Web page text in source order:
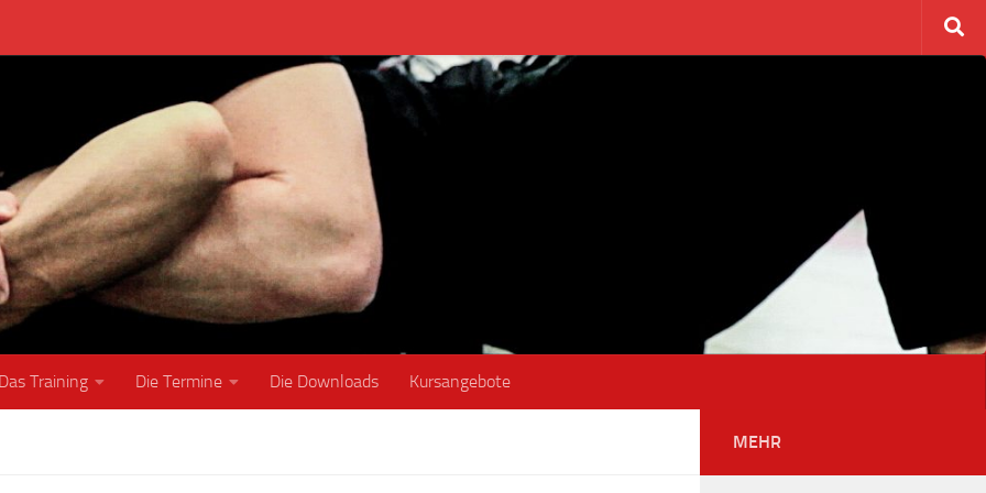
Das Training Die Termine Die Downloads Kursangebote
MEHR